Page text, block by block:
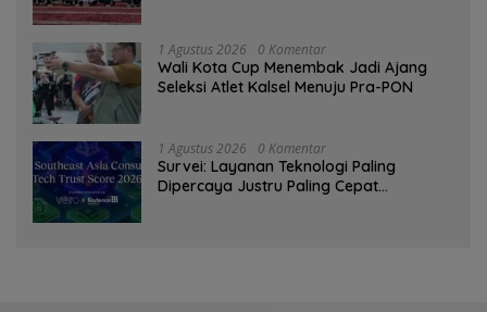
1 Agustus 2026 0 Komentar
Wali Kota Cup Menembak Jadi Ajang
Seleksi Atlet Kalsel Menuju Pra-PON
1 Agustus 2026 0 Komentar
Survei: Layanan Teknologi Paling
Dipercaya Justru Paling Cepat